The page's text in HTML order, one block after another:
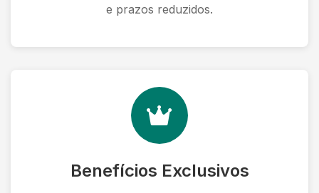
e prazos reduzidos.
Benefícios Exclusivos